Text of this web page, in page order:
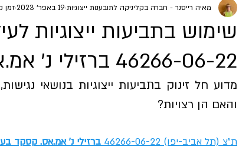
שימוש בתביעות ייצוגיות
46266-06-22 ברזילי נ' אמ.אס. קסקד בע"מ
מאיה רייסנר - חברה בקליניקה לתובענות ייצוגיות 19 באפר׳ 2023 זמן
והאם הן רצויות?
ת"צ (תל אביב-יפו) 46266-06-22 ברזילי נ' אמ.אס. קסקד